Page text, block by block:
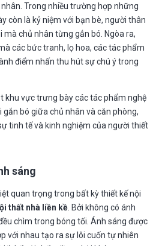
Trong nhiều trường hợp những
còn là kỷ niệm với bạn bè, người thân
mà chủ nhân từng gắn bó. Ngòa ra,
các bức tranh, lọ hoa, các tác phẩm
điểm nhấn thu hút sự chú ý trong
khu vực trưng bày các tác phẩm nghệ
bó giữa chủ nhân và căn phòng,
tinh tế và kinh nghiệm của người thiết
sáng
quan trọng trong bất kỳ thiết kế nội
thất nhà liền kề . Bởi không có ánh
chìm trong bóng tối. Ánh sáng được
với nhau tạo ra sự lôi cuốn tự nhiên